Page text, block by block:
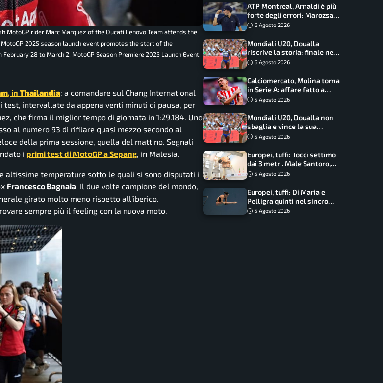
rider Marc Marquez of the Ducati Lenovo Team attends the
2025 season launch event promotes the start of the
28 to March 2. MotoGP Season Premiere 2025 Launch Event,
, in Thailandia: a comandare sul Chang International
test, intervallate da appena venti minuti di pausa, per
che firma il miglior tempo di giornata in 1:29.184. Uno
al numero 93 di rifilare quasi mezzo secondo al
della prima sessione, quella del mattino. Segnali
i primi test di MotoGP a Sepang, in Malesia.
altissime temperature sotto le quali si sono disputati i
Francesco Bagnaia. Il due volte campione del mondo,
girato molto meno rispetto all’iberico.
sempre più il feeling con la nuova moto.
ATP Montreal, Arnaldi è più
forte degli errori: Marozsan
piegato dopo oltre due ore
6 Agosto 2026
Mondiali U20, Doualla
riscrive la storia: finale nei
100 metri dopo trent’anni
6 Agosto 2026
Calciomercato, Molina torna
in Serie A: affare fatto a
cifre sorprendenti
5 Agosto 2026
Mondiali U20, Doualla non
sbaglia e vince la sua
batteria sui 100 metri:
5 Agosto 2026
Europei, tuffi: Tocci settimo
dai 3 metri. Male Santoro,
Wesemann si prende l’oro
5 Agosto 2026
Europei, tuffi: Di Maria e
Pelligra quinti nel sincro
misto. Oro all’Ucraina
5 Agosto 2026